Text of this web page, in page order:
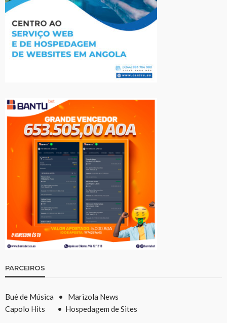
PARCEIROS
Bué de Música • Marizola News
Capolo Hits • Hospedagem de Sites